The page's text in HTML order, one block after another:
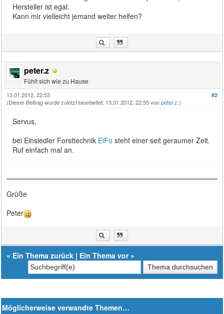
Hersteller ist egal.
Kann mir vielleicht jemand weiter helfen?
peter.z
Fühlt sich wie zu Hause
#2
13.01.2012, 22:53
(Dieser Beitrag wurde zuletzt bearbeitet: 13.01.2012, 22:55 vonpeter.z .)
Servus,
bei Einsiedler Forsttechnik EiFo steht einer seit geraumer Zeit.
Ruf einfach mal an.
Grüße
Peter
« Ein Thema zurück | Ein Thema vor»
Möglicherweise verwandte Themen…